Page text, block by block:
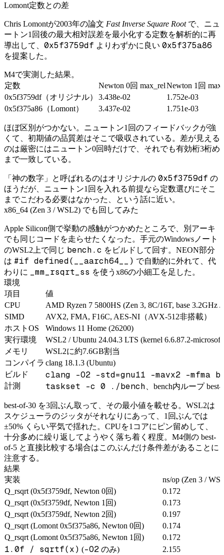
Lomont定数との差
Chris Lomontが2003年の論文 Fast Inverse Square Rootで、ニュ
ートン1回後の最大相対誤差を最小化する定数を解析的に再
導出して、 0x5f3759df よりわずかに良い 0x5f375a86
を提案した。
M4で実測した結果。
定数
Newton 0回 max_relNewton 1回
0x5f3759df（オリジナル）
3.438e-02
1.752e-03
0x5f375a86（Lomont）
3.437e-02 1.751e-03
ほぼ区別がつかない。ニュートン1回のフィードバックが強
くて、初期値の品質差はそこで吸収されている。差が見える
のは厳密にはニュートン0回時だけで、それでも有効桁3桁め
まで一致している。
「神の数字」と呼ばれるのはオリジナルの 0x5f3759df の
ほうだが、ニュートン1回を入れる前提なら定数選びにそこ
までこだわる必要はなかった、という話に近い。
x86_64 (Zen 3 / WSL2) でも回してみた
Apple Silicon側で挙動の感触がつかめたところで、別アーキ
でも同じコードを走らせたくなった。手元のWindowsノート
のWSL2上で同じ bench.c をビルドして回す。NEON部分
は #if defined(__aarch64__) で自動的に外れて、代
わりに
_mm_rsqrt_ss を使うx86の小細工を足した。
環境
項目
値
CPU
AMD Ryzen 7 5800HS (Zen 3, 8C/16T, base 3.2GHz
SIMD
AVX2, FMA, F16C, AES-NI（AVX-512非搭載）
ホストOS
Windows 11 Home (26200)
実行環境
WSL2 / Ubuntu 24.04.3 LTS (kernel 6.6.87.2-
メモリ
WSL2に約7.6GB割当
コンパイラ clang 18.1.3 (Ubuntu)
ビルド
clang -O2 -std=gnu11 -mavx2 -mfma
計測 taskset -c 0 ./bench 、bench内ループ best-
best-of-30 を3回ぶん取って、その最小値を載せる。WSL2は
スケジューラのジッタがそれなりにあって、1回ぶんでは
±50% くらい平気で揺れた。CPUを1コアにピン留めして、
十分多めに繰り返してようやく落ち着く程度。M4側の best-
of-5 と直接比較する場合はこのぶんだけ条件差があることに
注意する。
結果
実装
ns/op (Zen 3 /
Q_rsqrt (0x5f3759df, Newton 0回)
0.172
Q_rsqrt (0x5f3759df, Newton 1回)
0.173
Q_rsqrt (0x5f3759df, Newton 2回)
0.197
Q_rsqrt (Lomont 0x5f375a86, Newton 0回)
0.174
Q_rsqrt (Lomont 0x5f375a86, Newton 1回)
0.172
1.0f / sqrtf(x) (-O2 のみ) 2.155